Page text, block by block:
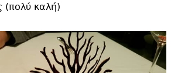
(πολύ καλή)